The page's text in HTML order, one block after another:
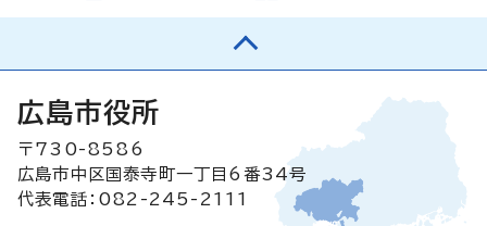
広島市役所
〒730-8586
広島市中区国泰寺町一丁目6番34号
代表電話：082-245-2111